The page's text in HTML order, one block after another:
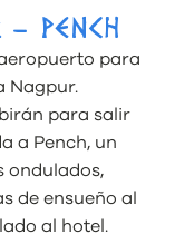
PENCH
para
Nagpur.
para salir
a Pench, un
ondulados,
de ensueño al
al hotel.